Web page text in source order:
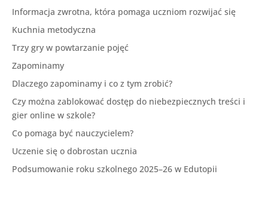
Informacja zwrotna, która pomaga uczniom rozwijać się
Kuchnia metodyczna
Trzy gry w powtarzanie pojęć
Zapominamy
Dlaczego zapominamy i co z tym zrobić?
Czy można zablokować dostęp do niebezpiecznych treści i
gier online w szkole?
Co pomaga być nauczycielem?
Uczenie się o dobrostan ucznia
Podsumowanie roku szkolnego 2025–26 w Edutopii